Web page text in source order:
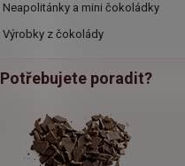
Neapolitánky a mini čokoládky
Výrobky z čokolády
Potřebujete poradit?